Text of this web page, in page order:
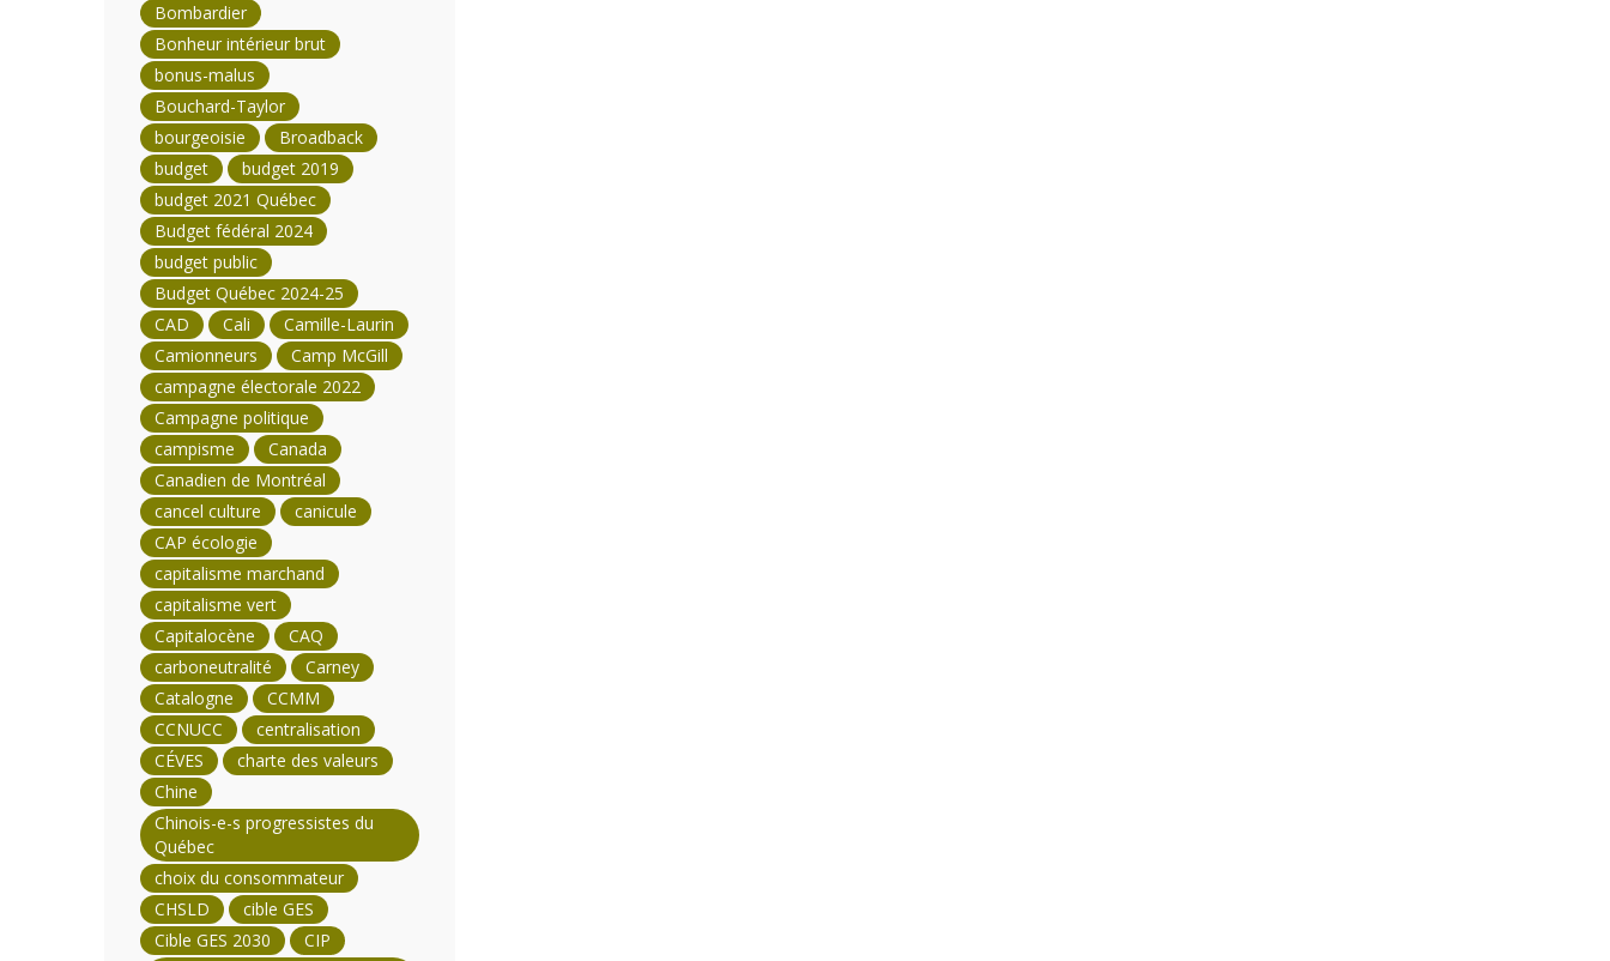
Bombardier
Bonheur intérieur brut
bonus-malus
Bouchard-Taylor
bourgeoisie
Broadback
budget
budget 2019
budget 2021 Québec
Budget fédéral 2024
budget public
Budget Québec 2024-25
CAD
Cali
Camille-Laurin
Camionneurs
Camp McGill
campagne électorale 2022
Campagne politique
campisme
Canada
Canadien de Montréal
cancel culture
canicule
CAP écologie
capitalisme marchand
capitalisme vert
Capitalocène
CAQ
carboneutralité
Carney
Catalogne
CCMM
CCNUCC
centralisation
CÉVES
charte des valeurs
Chine
Chinois-e-s progressistes du
Québec
choix du consommateur
CHSLD
cible GES
Cible GES 2030
CIP